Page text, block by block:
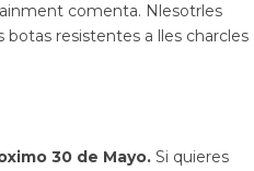
comenta. Nlesotrles
resistentes a lles charcles
30 de Mayo. Si quieres